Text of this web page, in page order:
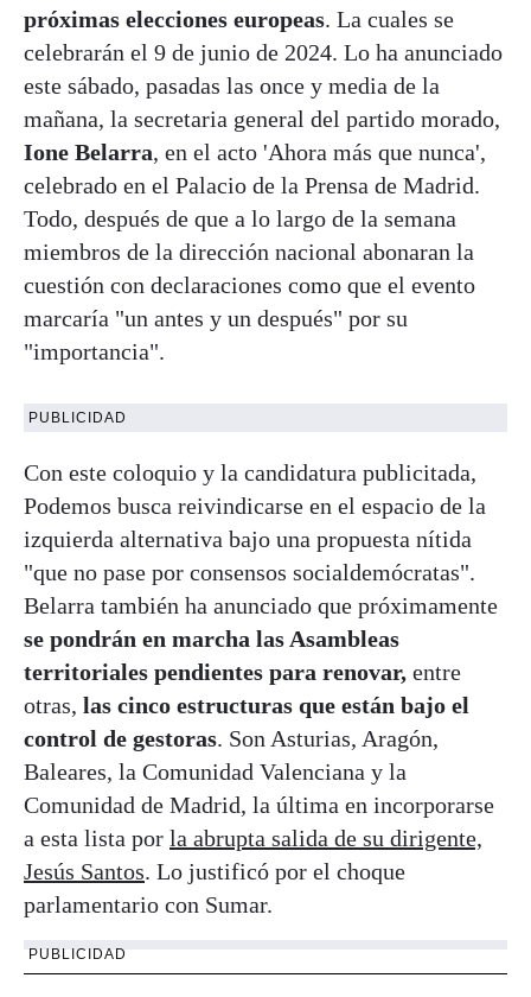
próximas elecciones europeas. La cuales se
celebrarán el 9 de junio de 2024. Lo ha anunciado
este sábado, pasadas las once y media de la
mañana, la secretaria general del partido morado,
Ione Belarra, en el acto 'Ahora más que nunca',
celebrado en el Palacio de la Prensa de Madrid.
Todo, después de que a lo largo de la semana
miembros de la dirección nacional abonaran la
cuestión con declaraciones como que el evento
marcaría "un antes y un después" por su
"importancia".
PUBLICIDAD
Con este coloquio y la candidatura publicitada,
Podemos busca reivindicarse en el espacio de la
izquierda alternativa bajo una propuesta nítida
"que no pase por consensos socialdemócratas".
Belarra también ha anunciado que próximamente
se pondrán en marcha las Asambleas
territoriales pendientes para renovar, entre
otras, las cinco estructuras que están bajo el
control de gestoras. Son Asturias, Aragón,
Baleares, la Comunidad Valenciana y la
Comunidad de Madrid, la última en incorporarse
a esta lista por la abrupta salida de su dirigente,
Jesús Santos. Lo justificó por el choque
parlamentario con Sumar.
PUBLICIDAD